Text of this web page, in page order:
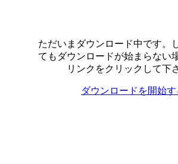
ただいまダウンロード中です。
てもダウンロードが始まらない
リンクをクリックして下
ダウンロードを開始す